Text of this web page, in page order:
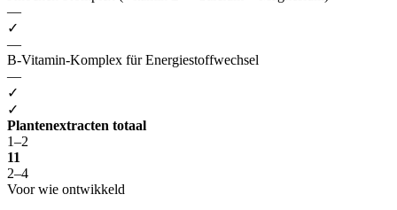
—
✓
—
B-Vitamin-Komplex für Energiestoffwechsel
—
✓
✓
Plantenextracten totaal
1–2
11
2–4
Voor wie ontwikkeld